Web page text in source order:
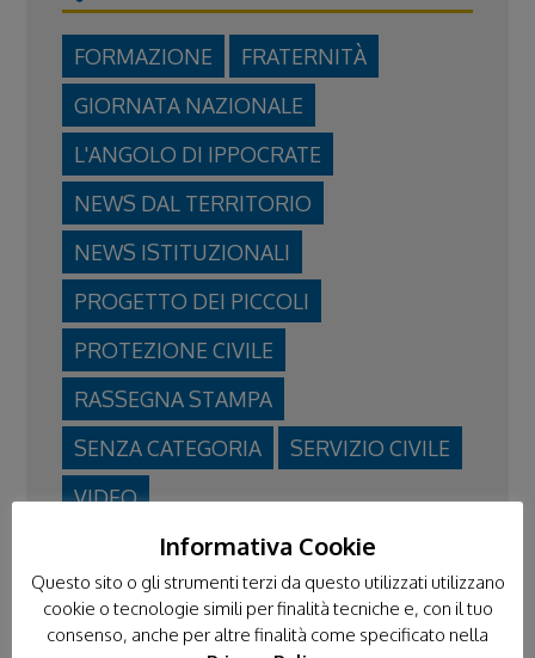
FORMAZIONE
FRATERNITÀ
GIORNATA NAZIONALE
L'ANGOLO DI IPPOCRATE
NEWS DAL TERRITORIO
NEWS ISTITUZIONALI
PROGETTO DEI PICCOLI
PROTEZIONE CIVILE
RASSEGNA STAMPA
SENZA CATEGORIA
SERVIZIO CIVILE
VIDEO
VOLONTARIATO IN TERRA SANTA
Informativa Cookie
Questo sito o gli strumenti terzi da questo utilizzati utilizzano
cookie o tecnologie simili per finalità tecniche e, con il tuo
consenso, anche per altre finalità come specificato nella